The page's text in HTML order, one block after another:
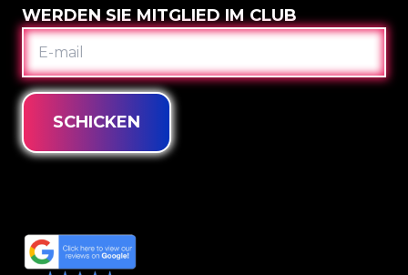
WERDEN SIE MITGLIED IM CLUB
E-
MAIL
SCHICKEN